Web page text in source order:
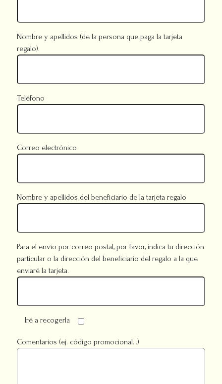
Nombre y apellidos (de la persona que paga la tarjeta
regalo).
Teléfono
Correo electrónico
Nombre y apellidos del beneficiario de la tarjeta regalo
Para el envío por correo postal, por favor, indica tu dirección
particular o la dirección del beneficiario del regalo a la que
enviaré la tarjeta.
Iré a recogerla
Comentarios (ej. código promocional...)